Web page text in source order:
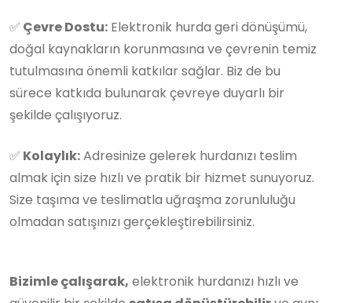
✅ Çevre Dostu: Elektronik hurda geri dönüşümü,
doğal kaynakların korunmasına ve çevrenin temiz
tutulmasına önemli katkılar sağlar. Biz de bu
sürece katkıda bulunarak çevreye duyarlı bir
şekilde çalışıyoruz.
✅ Kolaylık:Adresinize gelerek hurdanızı teslim
almak için size hızlı ve pratik bir hizmet sunuyoruz.
Size taşıma ve teslimatla uğraşma zorunluluğu
olmadan satışınızı gerçekleştirebilirsiniz.
Bizimle çalışarak, elektronik hurdanızı hızlı ve